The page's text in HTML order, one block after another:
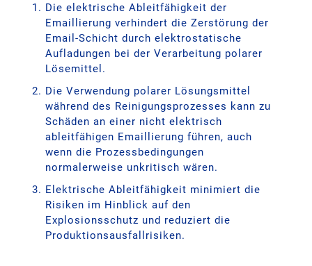
Die elektrische Ableitfähigkeit der
Emaillierung verhindert die Zerstörung der
Email-Schicht durch elektrostatische
Aufladungen bei der Verarbeitung polarer
Lösemittel.
Die Verwendung polarer Lösungsmittel
während des Reinigungsprozesses kann zu
Schäden an einer nicht elektrisch
ableitfähigen Emaillierung führen, auch
wenn die Prozessbedingungen
normalerweise unkritisch wären.
Elektrische Ableitfähigkeit minimiert die
Risiken im Hinblick auf den
Explosionsschutz und reduziert die
Produktionsausfallrisiken.